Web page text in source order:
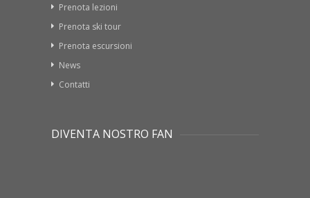
Prenota lezioni
Prenota ski tour
Prenota escursioni
News
Contatti
DIVENTA NOSTRO FAN